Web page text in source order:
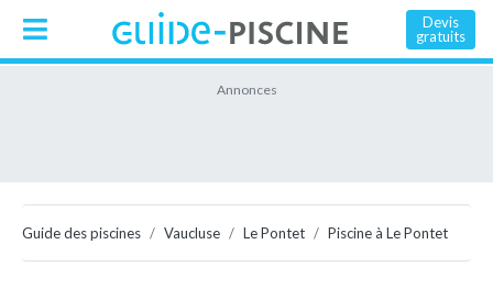
Devis
gratuits
Guide des piscines Vaucluse Le Pontet Piscine à Le Pontet